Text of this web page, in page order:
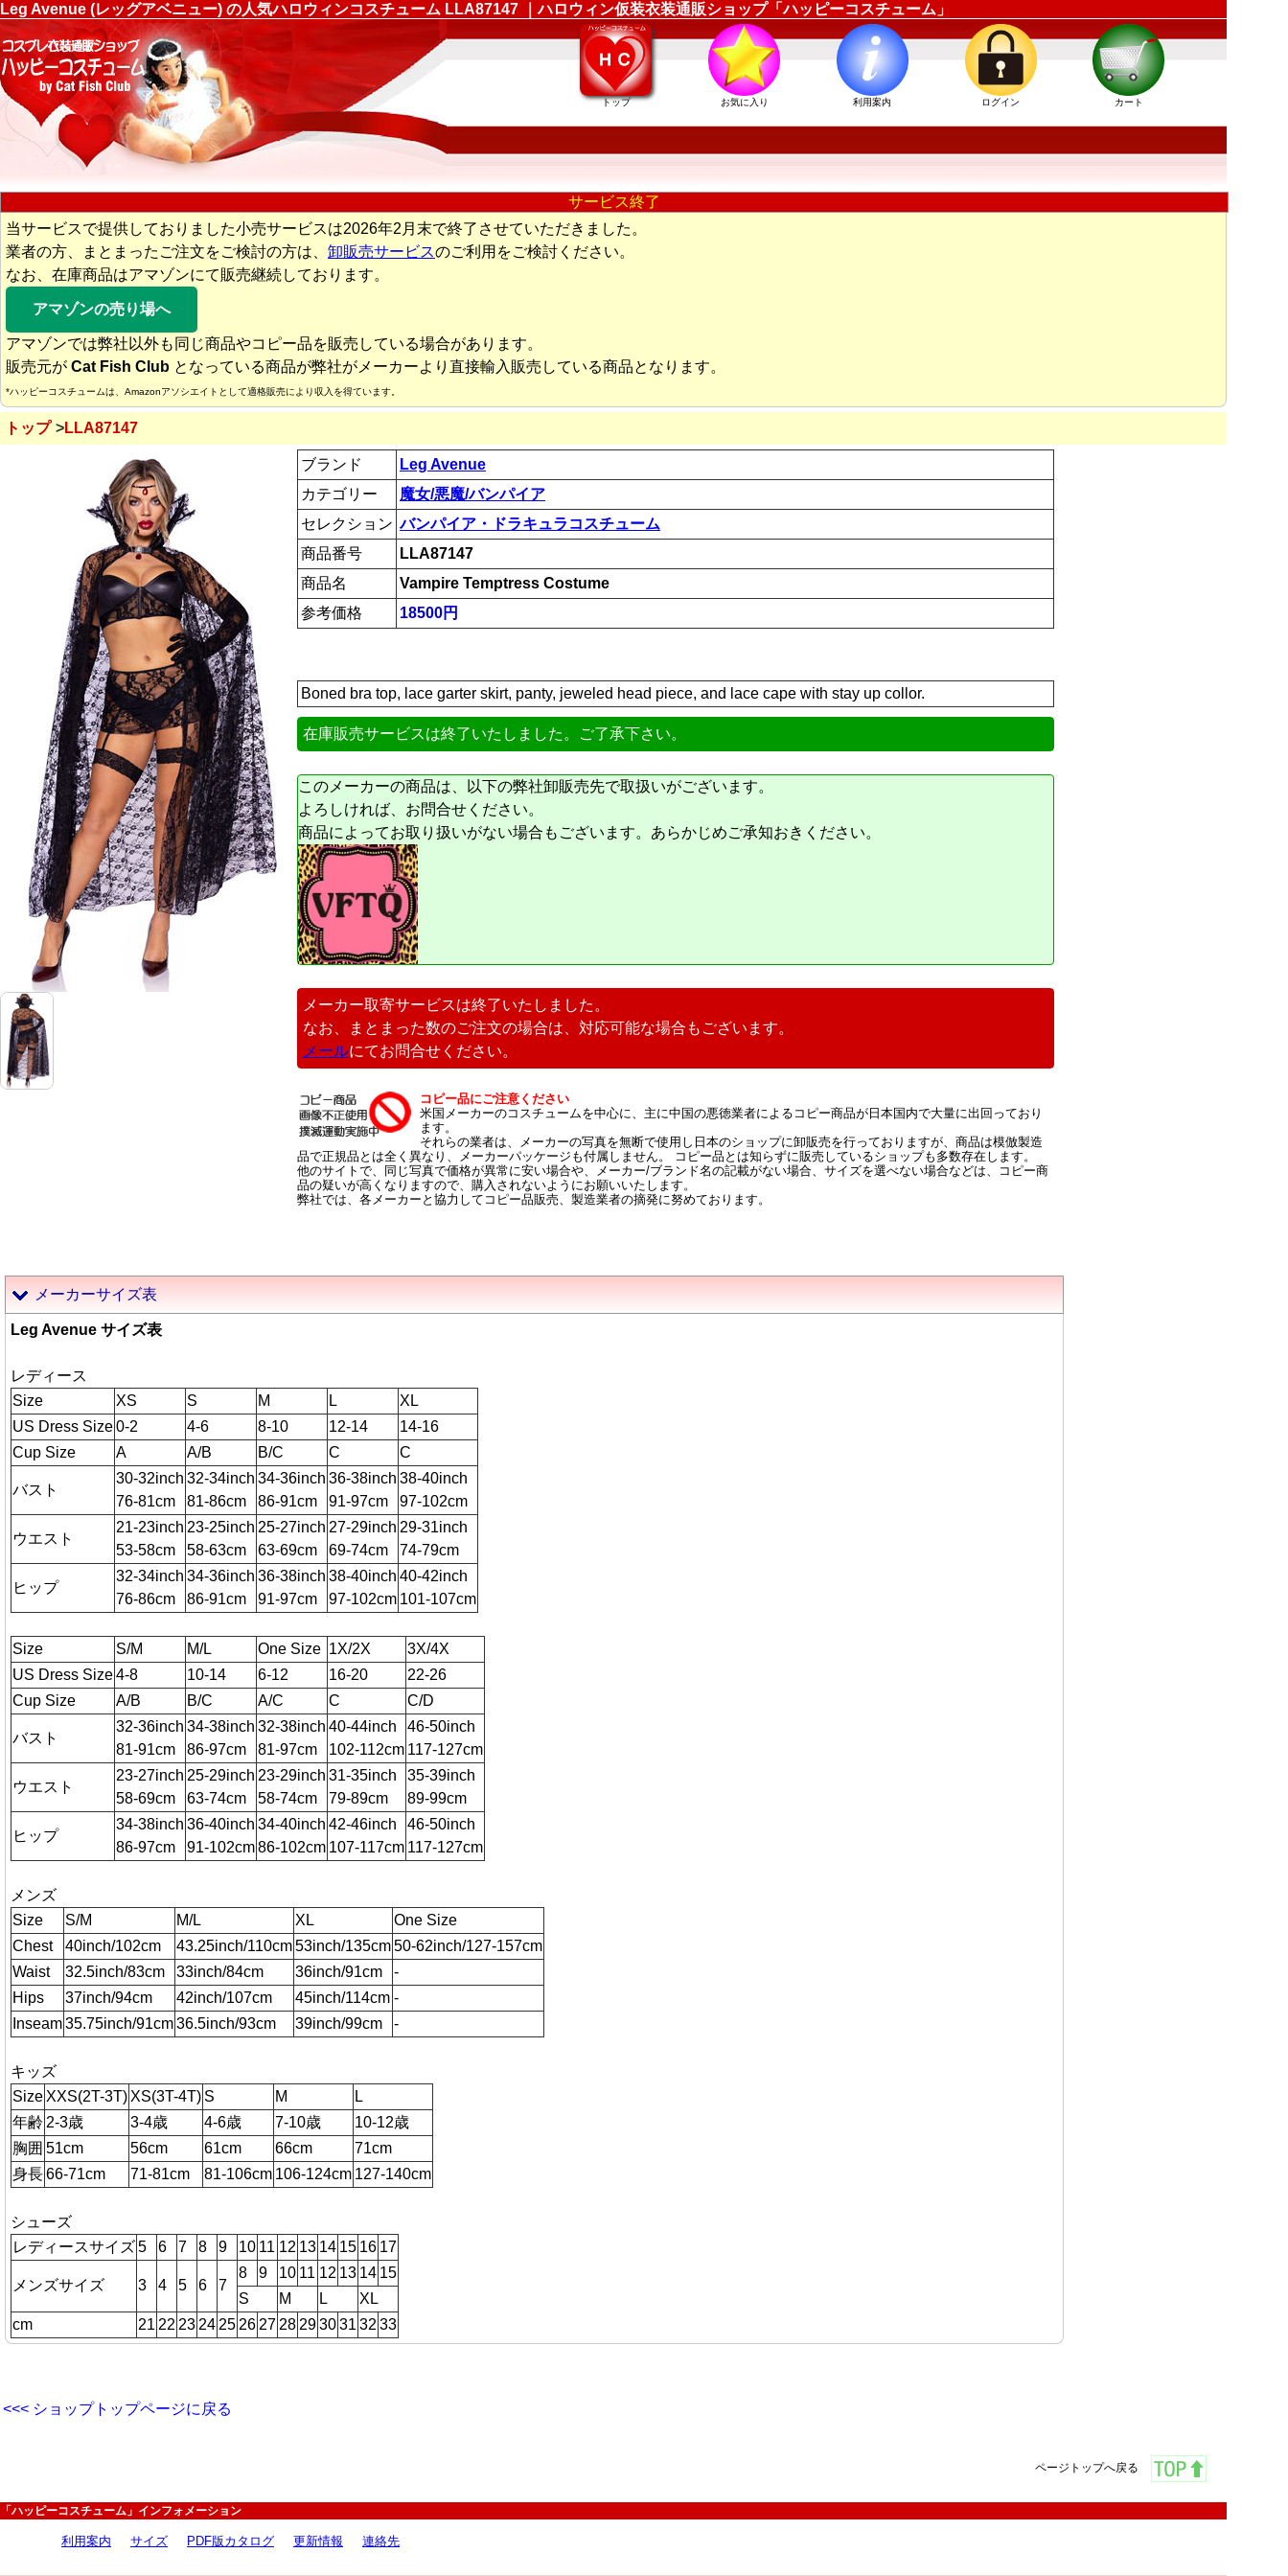
Leg Avenue (レッグアベニュー) の人気ハロウィンコスチューム LLA87147 ｜ハロウィン仮装衣装通販ショップ「ハッピーコスチューム」
トップ お気に入り 利用案内 ログイン カート
サービス終了
当サービスで提供しておりました小売サービスは2026年2月末で終了させていただきました。
業者の方、まとまったご注文をご検討の方は、 卸販売サービスのご利用をご検討ください。
なお、在庫商品はアマゾンにて販売継続しております。
アマゾンの売り場へ
アマゾンでは弊社以外も同じ商品やコピー品を販売している場合があります。
販売元が Cat Fish Club となっている商品が弊社がメーカーより直接輸入販売している商品となります。
*ハッピーコスチュームは、Amazonアソシエイトとして適格販売により収入を得ています。
トップ LLA87147
ブランド
Leg Avenue
カテゴリー
魔女/悪魔/バンパイア
セレクション バンパイア・ドラキュラコスチューム
商品番号
LLA87147
商品名
Vampire Temptress Costume
参考価格
18500円
Boned bra top, lace garter skirt, panty, jeweled head piece, and lace cape with stay up collor.
在庫販売サービスは終了いたしました。ご了承下さい。
このメーカーの商品は、以下の弊社卸販売先で取扱いがございます。
よろしければ、お問合せください。
商品によってお取り扱いがない場合もございます。あらかじめご承知おきください。
メーカー取寄サービスは終了いたしました。
なお、まとまった数のご注文の場合は、対応可能な場合もございます。
メールにてお問合せください。
コピー品にご注意ください
米国メーカーのコスチュームを中心に、主に中国の悪徳業者によるコピー商品が日本国内で大量に出回っており
ます。
それらの業者は、メーカーの写真を無断で使用し日本のショップに卸販売を行っておりますが、商品は模倣製造
品で正規品とは全く異なり、メーカーパッケージも付属しません。 コピー品とは知らずに販売しているショップも多数存在します。
他のサイトで、同じ写真で価格が異常に安い場合や、メーカー/ブランド名の記載がない場合、サイズを選べない場合などは、コピー商
品の疑いが高くなりますので、購入されないようにお願いいたします。
弊社では、各メーカーと協力してコピー品販売、製造業者の摘発に努めております。
メーカーサイズ表
Leg Avenue サイズ表
レディース
Size
XS S M L
XL
US Dress Size0-2 4-6 8-10 12-14
14-16
Cup Size
A A/B B/C C C
バスト
30-32inch
76-81cm
32-34inch
81-86cm
34-36inch
86-91cm
36-38inch
91-97cm
38-40inch
97-102cm
ウエスト
21-23inch
53-58cm
23-25inch
58-63cm
25-27inch
63-69cm
27-29inch
69-74cm
29-31inch
74-79cm
ヒップ
32-34inch
76-86cm
34-36inch
86-91cm
36-38inch
91-97cm
38-40inch
97-102cm
40-42inch
101-107cm
Size S/M M/L One Size 1X/2X
3X/4X
US Dress Size4-8 10-14 6-12 16-20
22-26
Cup Size
A/B B/C A/C C C/D
バスト
32-36inch
81-91cm
34-38inch
86-97cm
32-38inch
81-97cm
40-44inch
102-112cm
46-50inch
117-127cm
ウエスト
23-27inch
58-69cm
25-29inch
63-74cm
23-29inch
58-74cm
31-35inch
79-89cm
35-39inch
89-99cm
ヒップ
34-38inch
86-97cm
36-40inch
91-102cm
34-40inch
86-102cm
42-46inch
107-117cm
46-50inch
117-127cm
メンズ
Size
S/M M/L XL
One Size
Chest
40inch/102cm 43.25inch/110cm53inch/135cm50-62inch/127-157cm
Waist
32.5inch/83cm 33inch/84cm 36inch/91cm
-
Hips
37inch/94cm 42inch/107cm 45inch/114cm -
Inseam35.75inch/91cm36.5inch/93cm 39inch/99cm -
キッズ
Size XXS(2T-3T) XS(3T-4T) S M
L
年齢 2-3歳 3-4歳 4-6歳 7-10歳
10-12歳
胸囲 51cm 56cm 61cm 66cm
71cm
身長66-71cm 71-81cm 81-106cm 106-124cm 127-140cm
シューズ
レディースサイズ5 6 7 8 9 10 11 12 13 14 15 16 17
メンズサイズ 3 4 5 6 7
8 9 10 11 12 13 14 15
S
M L
XL
cm
21 22 23 24 25 26 27 28 293031 32 33
<<< ショップトップページに戻る
ページトップへ戻る
「ハッピーコスチューム」インフォメーション
利用案内 サイズ PDF版カタログ 更新情報 連絡先